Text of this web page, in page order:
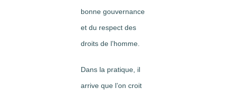
bonne gouvernance
et du respect des
droits de l’homme.
Dans la pratique, il
arrive que l’on croit